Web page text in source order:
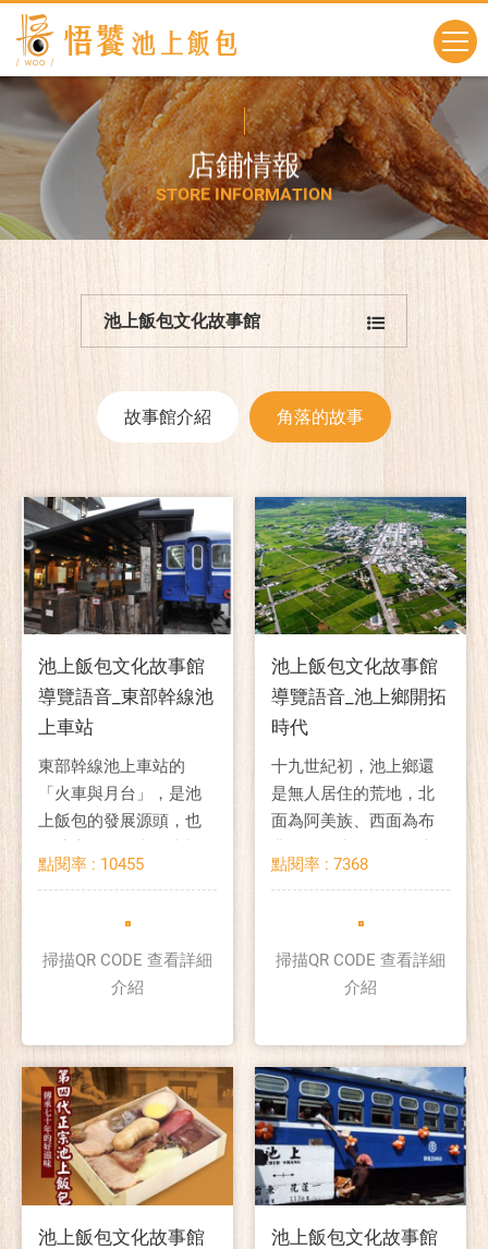
店鋪情報
STORE INFORMATION
池上飯包文化故事館
故事館介紹 角落的故事
池上飯包文化故事館
導覽語音_東部幹線池
上車站
東部幹線池上車站的
「火車與月台」，是池
上飯包的發展源頭，也
與精神所在。
點閱率 : 10455
掃描QR CODE 查看詳細
介紹
池上飯包文化故事館
導覽語音_池上鄉開拓
時代
十九世紀初，池上鄉還
是無人居住的荒地，北
面為阿美族、西面為布
族。
點閱率 : 7368
掃描QR CODE 查看詳細
介紹
池上飯包文化故事館
池上飯包文化故事館